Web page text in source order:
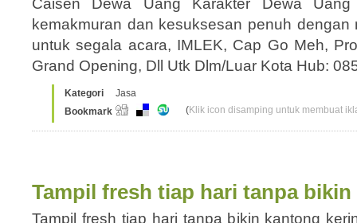
Caisen Dewa Uang Karakter Dewa Uang
kemakmuran dan kesuksesan penuh
untuk segala acara, IMLEK, Cap Go Meh,
Grand Opening, Dll Utk Dlm/Luar Kota Hub:
Kategori
Jasa
Bookmark
(Klik icon disamping untuk membuat
Tampil fresh tiap hari tanpa
Tampil fresh tiap hari tanpa bikin kantong